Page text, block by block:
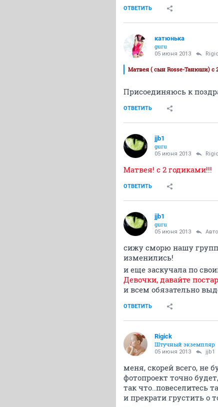
ОТВЕТИТЬ
катюнька
guru
05 июня 2013
Матвея ( сын Rosse-Танюши) с
Присоединяюсь к
ОТВЕТИТЬ
jjb1
guru
05 июня 2013
Матвея! с 2 годиками!!!
ОТВЕТИТЬ
jjb1
guru
05 июня 2013
сижу сморю нашу
изменились!
и еще заскучала по
Девочки, давайте
и всем обязательно
ОТВЕТИТЬ
Rigick
Штучный экземпляр
05 июня 2013 jjb1
меня, скорей всего, не
фотопроект точно
так что..повеселитесь
и прекрати грустить о